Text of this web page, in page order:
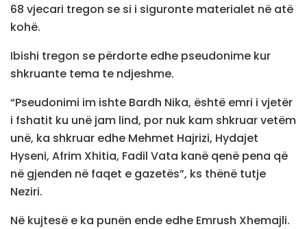
68 vjecari tregon se si i siguronte materialet në atë
kohë.
Ibishi tregon se përdorte edhe pseudonime kur
shkruante tema te ndjeshme.
“Pseudonimi im ishte Bardh Nika, është emri i vjetër
i fshatit ku unë jam lind, por nuk kam shkruar vetëm
unë, ka shkruar edhe Mehmet Hajrizi, Hydajet
Hyseni, Afrim Xhitia, Fadil Vata kanë qenë pena që
në gjenden në faqet e gazetës”, ks thënë tutje
Neziri.
Në kujtesë e ka punën ende edhe Emrush Xhemajli.